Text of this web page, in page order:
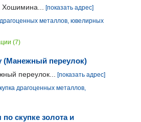
Хошимина...
[показать адрес]
металлов, ювелирных
(7)
(Манежный переулок)
переулок...
[показать адрес]
драгоценных металлов,
скупке золота и